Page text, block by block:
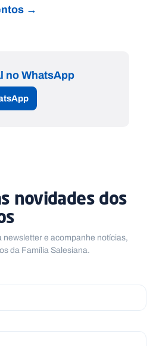
→
no WhatsApp
novidades dos
newsletter e acompanhe notícias,
da Família Salesiana.